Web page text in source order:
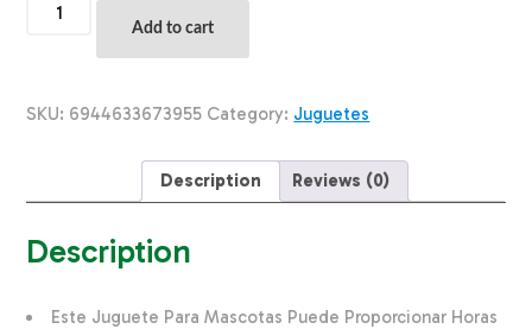
Para
Fox
Add to cart
SKU: 6944633673955 Category: Juguetes
Description Reviews (0)
Description
Este Juguete Para Mascotas Puede Proporcionar Horas